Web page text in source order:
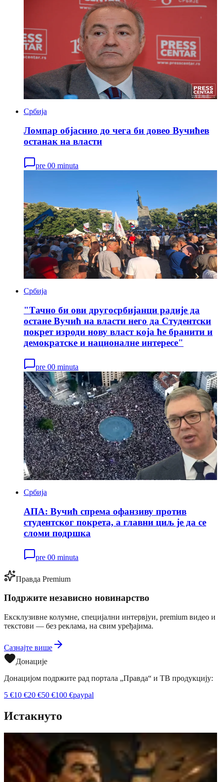
Србија
Ломпар објаснио до чега би довео Вучићев
останак на власти
pre 00 minuta
Србија
"Тачно би ови другосрбијанци радије да
остане Вучић на власти него да Студентски
покрет изроди нову власт која ће бранити и
демократске и националне интересе"
pre 00 minuta
Србија
АПА: Вучић спрема офанзиву против
студентског покрета, а главни циљ је да се
сломи подршка
pre 00 minuta
Правда Premium
Подржите независно новинарство
Ексклузивне колумне, специјални интервјуи, premium видео и
текстови — без реклама, на свим уређајима.
Сазнајте више
Донације
Донацијом подржите рад портала „Правда“ и ТВ продукцију:
5 €10 €20 €50 €100 €paypal
Истакнуто